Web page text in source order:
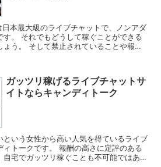
本最大級のライブチャットで、ノンアダ
す。 それでもどうして稼ぐことができる
う。 そして禁止されていることや報酬
ガッツリ稼げるライブチャットサ
イトならキャンディトーク
という女性から高い人気を得ているライブ
トークです。 報酬の高さに定評のある
宅でガッツリ稼ぐことも不可能ではあり